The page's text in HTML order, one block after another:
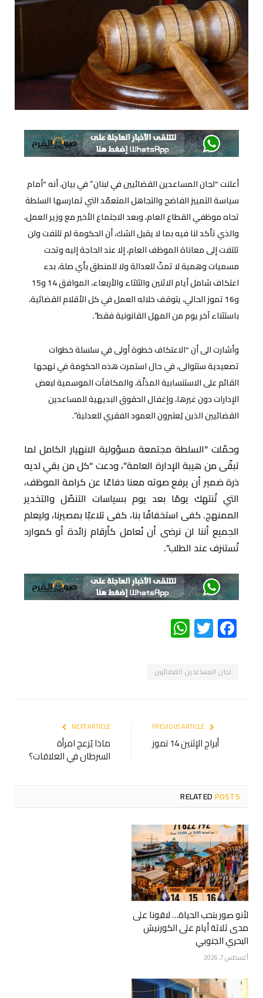
أعلنت “لجان المساعدين القضائيين في لبنان” في بيان، أنه “أمام
سياسة التمييز الفاضح والتجاهل المتعمّد التي تمارسها السلطة
تجاه موظفي القطاع العام، وبعد الاجتماع الأخير مع وزير العمل،
والذي تأكد لنا فيه بما لا يقبل الشك، أن الحكومة لم تلتفت ولن
تلتفت إلى معاناة الموظف العام، إلا عند الحاجة إليه وتحت
مسميات وهمية لا تمتّ للعدالة ولا للمنطق بأي صلة، بدء
اعتكاف شامل أيام الاثنين والثلثاء والأربعاء، الموافق 14 و15
و16 تموز الحالي، يتوقف خلاله العمل في كل الأقلام القضائية،
باستثناء آخر يوم من المهل القانونية فقط”.
وأشارت الى أن “الاعتكاف خطوة أولى في سلسلة خطوات
تصعيدية ستتوالى، في حال استمرت هذه الحكومة في نهجها
القائم على الاستنسابية المذلّة، والمكافآت الموسمية لبعض
الإدارات دون غيرها، وإغفال الحقوق البديهية للمساعدين
القضائيين الذين يُعتبرون العمود الفقري للعدلية”.
وحمّلت “السلطة مجتمعة مسؤولية الانهيار الكامل لما
تبقّى من هيبة الإدارة العامة”، ودعت “كل من بقي لديه
ذرة ضمير أن يرفع صوته معنا دفاعًا عن كرامة الموظف،
التي تُنتهك يومًا بعد يوم بسياسات التنصّل والتخدير
الممنهج. كفى استخفافًا بنا، كفى تلاعبًا بمصيرنا، وليعلم
الجميع أننا لن نرضى أن نُعامل كأرقام زائدة أو كموارد
تُستنزف عند الطلب”.
Facebook
Twitter
WhatsApp
لجان المساعدين القضائيين
أبراج الإثنين 14 تموز
NEXT ARTICLE
ماذا يُزعج امرأة
السرطان في العلاقات؟
RELATEDPOSTS
لأنو صور بتحب الحياة… لاقونا على
مدى ثلاثة أيام على الكورنيش
البحري الجنوبي
أغسطس 7, 2026